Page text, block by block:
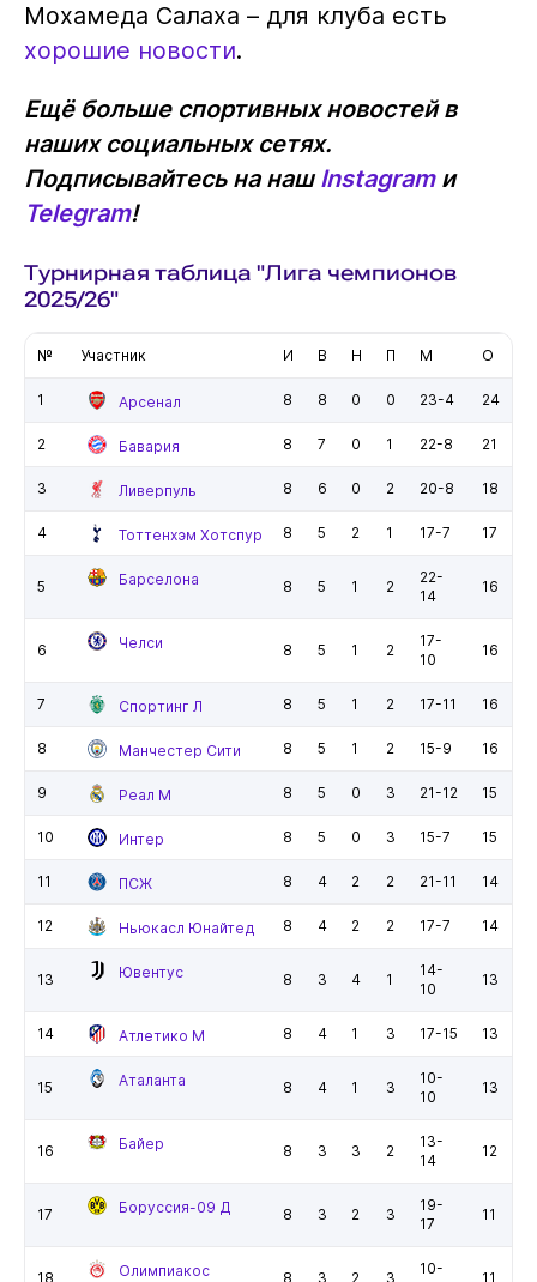
Мохамеда Салаха – для клуба есть
хорошие новости.
Ещё больше спортивных новостей в
наших социальных сетях.
Подписывайтесь на нашInstagramи
Telegram!
Турнирная таблица "Лига чемпионов
2025/26"
№ Участник И В Н П М О
1 Арсенал 8 8 0 0 23-4 24
2 Бавария 8 7 0 1 22-8 21
3 Ливерпуль 8 6 0 2 20-8 18
4 Тоттенхэм Хотспур 8 5 2 1 17-7 17
5 Барселона 8 5 1 2
22-
14
16
6 Челси 8 5 1 2
17-
10
16
7 Спортинг Л 8 5 1 2 17-11 16
8 Манчестер Сити 8 5 1 2 15-9 16
9 Реал М 8 5 0 3 21-12 15
10 Интер 8 5 0 3 15-7 15
11 ПСЖ 8 4 2 2 21-11 14
12 Ньюкасл Юнайтед 8 4 2 2 17-7 14
13 Ювентус 8 3 4 1
14-
10
13
14 Атлетико М 8 4 1 3 17-15 13
15 Аталанта 8 4 1 3
10-
10
13
16 Байер 8 3 3 2
13-
14
12
17 Боруссия-09 Д 8 3 2 3
19-
17
11
18 Олимпиакос 8 3 2 3
10-
11